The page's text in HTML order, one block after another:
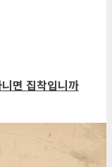
면 집착입니까